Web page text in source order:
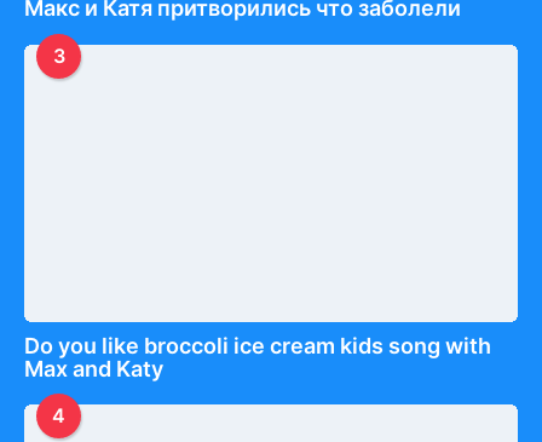
Макс и Катя притворились что заболели
3
Do you like broccoli ice cream kids song with
Max and Katy
4